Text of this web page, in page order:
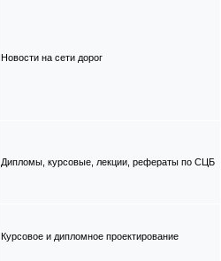
Новости на сети дорог
Дипломы, курсовые, лекции, рефераты по СЦБ
Курсовое и дипломное проектирование